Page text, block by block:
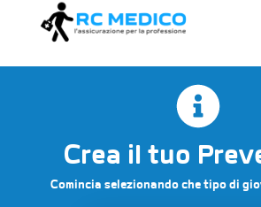
Crea il tuo
Comincia selezionando che tipo di